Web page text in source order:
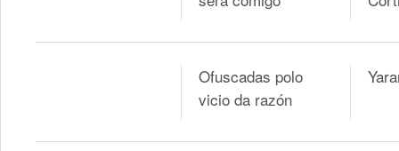
Ofuscadas polo
vicio da razón